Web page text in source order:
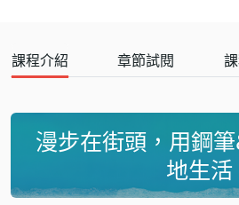
課程介紹 章節試閱
漫步在街頭，用鋼
地生活